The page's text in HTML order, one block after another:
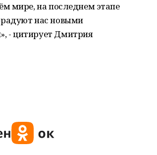
мире, на последнем этапе
нас новыми
- цитирует Дмитрия